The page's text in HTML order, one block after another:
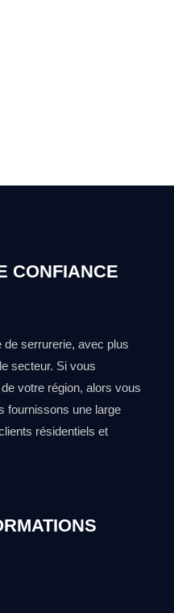
CONFIANCE
serrurerie, avec plus
secteur. Si vous
votre région, alors vous
fournissons une large
résidentiels et